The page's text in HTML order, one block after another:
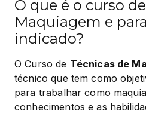
O que é o curso
Maquiagem e
indicado?
O Curso de Técnicas de
técnico que tem como
para trabalhar como
conhecimentos e as